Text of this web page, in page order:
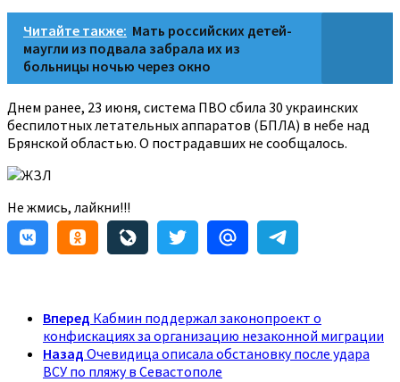
Читайте также: Мать российских детей-
маугли из подвала забрала их из
больницы ночью через окно
Днем ранее, 23 июня, система ПВО сбила 30 украинских
беспилотных летательных аппаратов (БПЛА) в небе над
Брянской областью. О пострадавших не сообщалось.
ЖЗЛ
Не жмись, лайкни!!!
Вперед Кабмин поддержал законопроект о
конфискациях за организацию незаконной миграции
Назад Очевидица описала обстановку после удара
ВСУ по пляжу в Севастополе